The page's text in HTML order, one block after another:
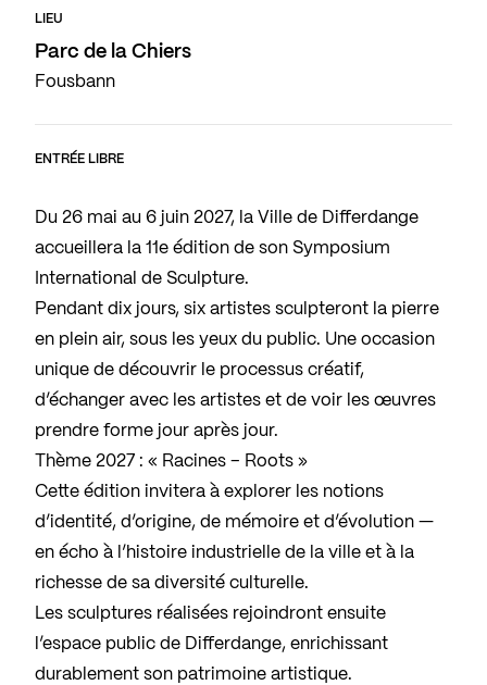
LIEU
Parc de la Chiers
Fousbann
ENTRÉE LIBRE
Du 26 mai au 6 juin 2027, la Ville de Differdange
accueillera la 11e édition de son Symposium
International de Sculpture.
Pendant dix jours, six artistes sculpteront la pierre
en plein air, sous les yeux du public. Une occasion
unique de découvrir le processus créatif,
d’échanger avec les artistes et de voir les œuvres
prendre forme jour après jour.
Thème 2027 : « Racines – Roots »
Cette édition invitera à explorer les notions
d’identité, d’origine, de mémoire et d’évolution —
en écho à l’histoire industrielle de la ville et à la
richesse de sa diversité culturelle.
Les sculptures réalisées rejoindront ensuite
l’espace public de Differdange, enrichissant
durablement son patrimoine artistique.